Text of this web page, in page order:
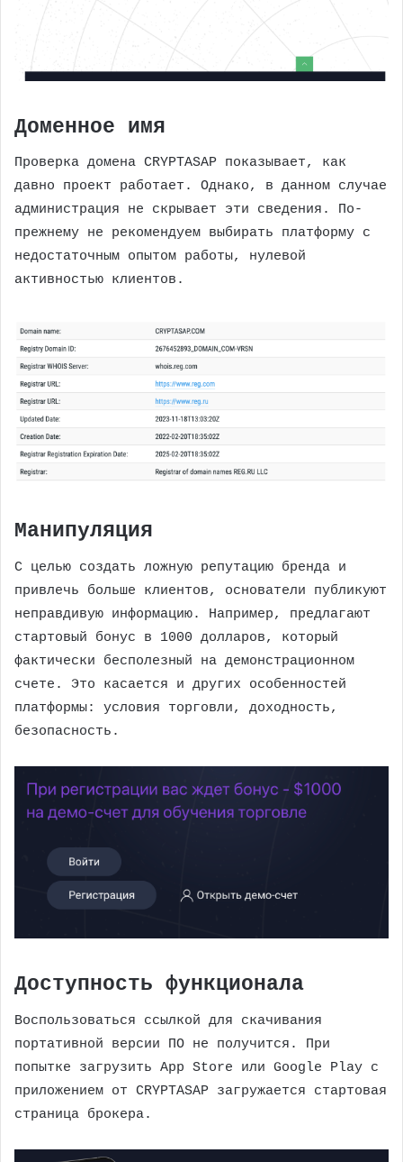
Доменное имя
Проверка домена CRYPTASAP показывает, как
давно проект работает. Однако, в данном случае
администрация не скрывает эти сведения. По-
прежнему не рекомендуем выбирать платформу с
недостаточным опытом работы, нулевой
активностью клиентов.
Манипуляция
С целью создать ложную репутацию бренда и
привлечь больше клиентов, основатели публикуют
неправдивую информацию. Например, предлагают
стартовый бонус в 1000 долларов, который
фактически бесполезный на демонстрационном
счете. Это касается и других особенностей
платформы: условия торговли, доходность,
безопасность.
Доступность функционала
Воспользоваться ссылкой для скачивания
портативной версии ПО не получится. При
попытке загрузить App Store или Google Play с
приложением от CRYPTASAP загружается стартовая
страница брокера.